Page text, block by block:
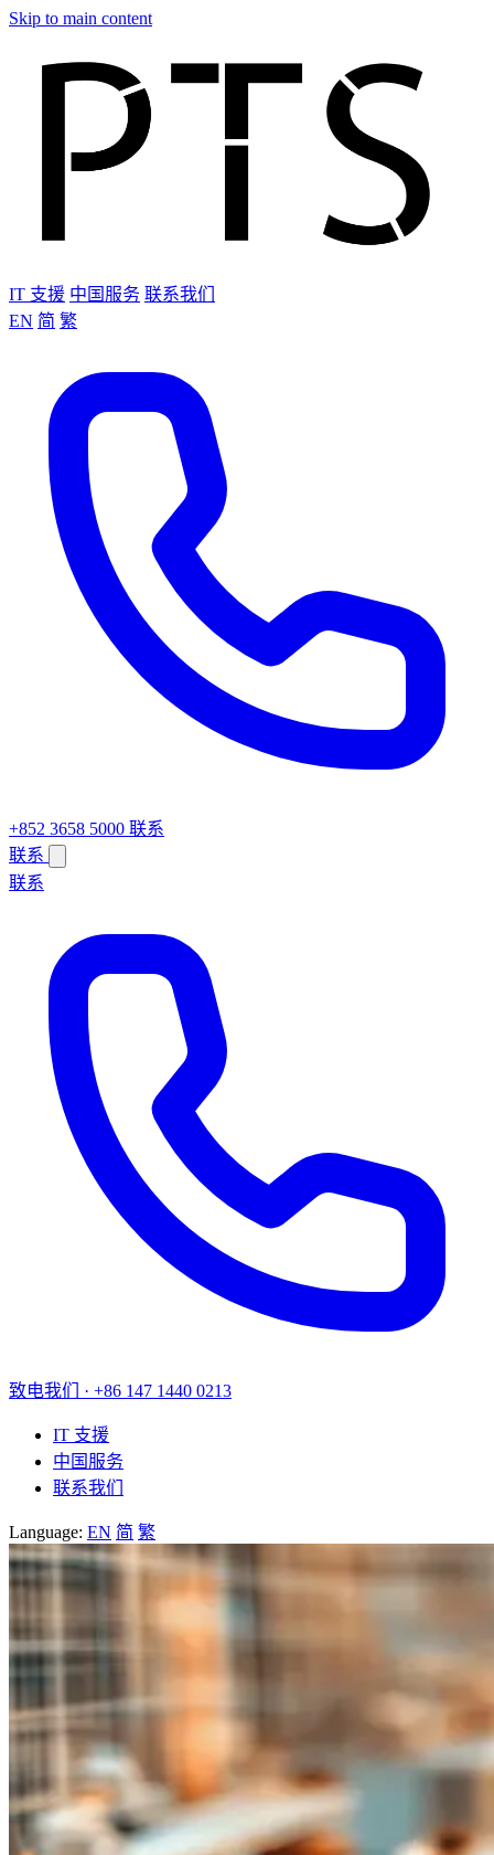
Skip to main content
IT 支援 中国服务 联系我们
EN 简 繁
+852 3658 5000 联系
联系
联系
致电我们 · +86 147 1440 0213
IT 支援
中国服务
联系我们
Language: EN 简 繁